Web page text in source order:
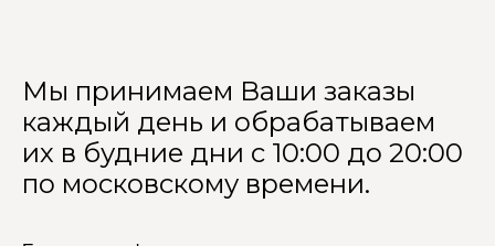
Мы принимаем Ваши заказы
каждый день и обрабатываем
их в будние дни с 10:00 до 20:00
по московскому времени.